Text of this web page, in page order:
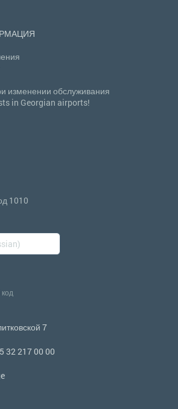
изменении обслуживания
in Georgian airports!
1010
7
32 217 00 00